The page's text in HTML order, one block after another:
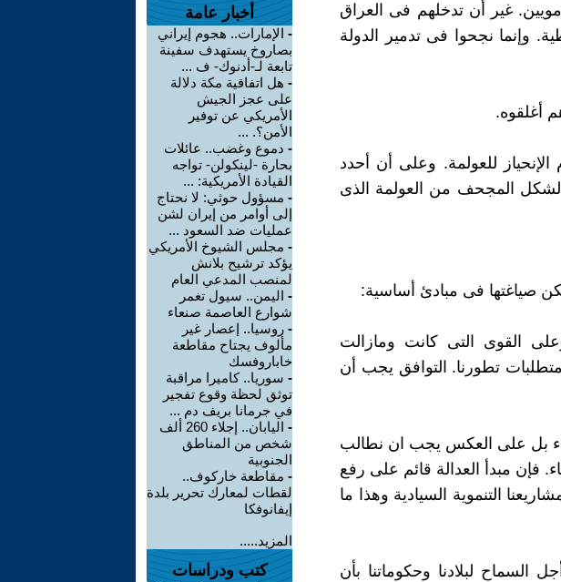
غير أن تدخلهم فى العراق
وإنما نجحوا فى تدمير الدولة
أغلقوه.
للعولمة. وعلى أن أحدد
الشكل المجحف من العولمة الذى
صياغتها فى مبادئ أساسية:
القوى التى كانت ومازالت
تطورنا. التوافق يجب أن
بل على العكس يجب ان نطالب
فإن مبدأ العدالة قائم على رفع
التنموية السيادية وهذا ما
السماح لبلادنا وحكوماتنا بأن
أخبار عامة
- الإمارات.. هجوم إيراني
بصاروخ يستهدف سفينة
تابعة لـ-أدنوك- ف ...
- هل اتفاقية مكة دلالة
على عجز الجيش
الأمريكي عن توفير
الأمن؟. ...
- دموع وغضب.. عائلات
بحارة -لينكولن- تواجه
القيادة الأمريكية: ...
- مسؤول حوثي: لا نحتاج
إلى أوامر من إيران لشن
عمليات ضد السعود ...
- مجلس الشيوخ الأمريكي
يؤكد ترشيح بلانش
لمنصب المدعي العام
- اليمن.. سيول تغمر
شوارع العاصمة صنعاء
- روسيا.. إعصار غير
مألوف يجتاح مقاطعة
خاباروفسك
- سوريا.. كاميرا مراقبة
توثق لحظة وقوع تفجير
في جرمانا بريف دم ...
-
اليابان.. إجلاء 260 ألف
شخص من المناطق
الجنوبية
- مقاطعة خاركوف..
لقطات لمعارك تحرير بلدة
إيفانوفكا
المزيد.....
كتب ودراسات